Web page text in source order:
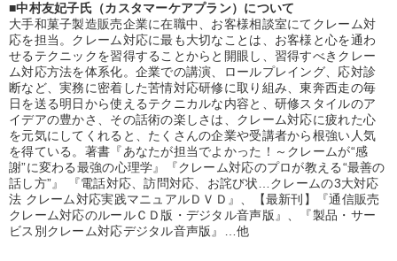
優秀各社の智恵と戦略 事業家のロマンと経営
若手異才経営者の発想 専門家のアドバイス
リーダーの器量を学ぶ
テーマ
全国経営者セミナー収録〈売れ筋・人気〉音声＆動画20選
経営リーダーの考え方と戦略を学ぶ 営業・社員研修
■中村友妃子氏（カスタマーケアプラン）について
大手和菓子製造販売企業に在職中、お客様相談室にてクレーム対
応を担当。クレーム対応に最も大切なことは、お客様と心を通わ
せるテクニックを習得することからと開眼し、習得すべきクレー
ム対応方法を体系化。企業での講演、ロールプレイング、応対診
断など、実務に密着した苦情対応研修に取り組み、東奔西走の毎
日を送る明日から使えるテクニカルな内容と、研修スタイルのア
イデアの豊かさ、その話術の楽しさは、クレーム対応に疲れた心
を元気にしてくれると、たくさんの企業や受講者から根強い人気
を得ている。著書『あなたが担当でよかった！～クレームが“感
謝”に変わる最強の心理学』『クレーム対応のプロが教える“最善の
話し方”』 『電話対応、訪問対応、お詫び状…クレームの3大対応
法 クレーム対応実践マニュアルＤＶＤ』、【最新刊】『通信販売
クレーム対応のルールＣＤ版・デジタル音声版』、『製品・サー
ビス別クレーム対応デジタル音声版』…他